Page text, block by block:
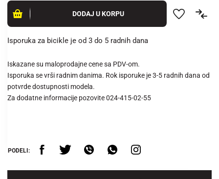
DODAJ U KORPU
Isporuka za bicikle je od 3 do 5 radnih dana
Iskazane su maloprodajne cene sa PDV-om.
Isporuka se vrši radnim danima. Rok isporuke je 3-5 radnih dana od
potvrde dostupnosti modela.
Za dodatne informacije pozovite 024-415-02-55
PODELI: